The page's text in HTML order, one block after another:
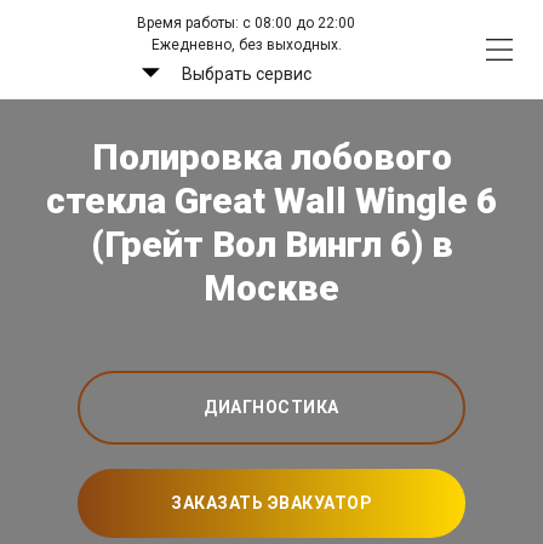
Время работы: с 08:00 до 22:00
Ежедневно, без выходных.
Выбрать сервис
Полировка лобового
стекла Great Wall Wingle 6
(Грейт Вол Вингл 6) в
Москве
ДИАГНОСТИКА
ЗАКАЗАТЬ ЭВАКУАТОР